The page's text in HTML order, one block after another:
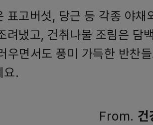
표고버섯, 당근 등 각종 야채
려냈고, 건취나물 조림은 담
우면서도 풍미 가득한 반찬
요.
From. 건